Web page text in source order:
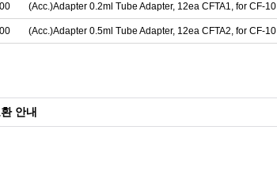
(Acc.)Adapter 0.2ml Tube Adapter, 12ea CFTA1, for CF-10
(Acc.)Adapter 0.5ml Tube Adapter, 12ea CFTA2, for CF-10
안내